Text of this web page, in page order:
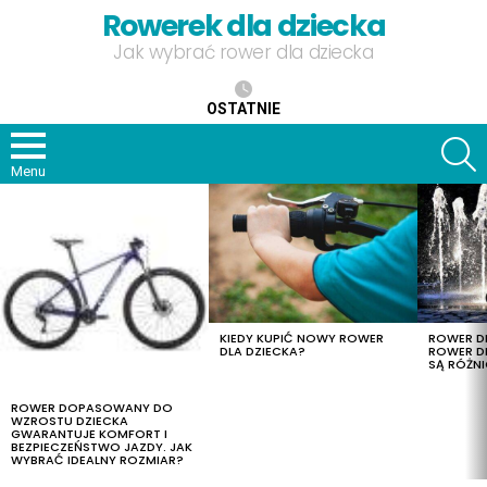
Rowerek dla dziecka
Jak wybrać rower dla dziecka
OSTATNIE
Menu
ROWER DOPASOWANY DO
WZROSTU DZIECKA
GWARANTUJE KOMFORT I
BEZPIECZEŃSTWO JAZDY. JAK
WYBRAĆ IDEALNY ROZMIAR?
KIEDY KUPIĆ NOWY ROWER
DLA DZIECKA?
ROWER
ROWER
SĄ